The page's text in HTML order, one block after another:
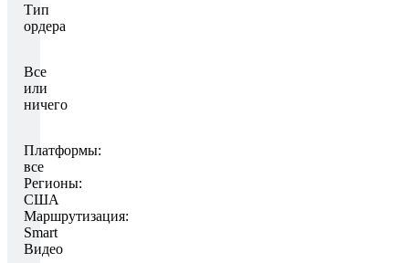
Тип
ордера
Все
или
ничего
Платформы:
все
Регионы:
США
Маршрутизация:
Smart
Видео